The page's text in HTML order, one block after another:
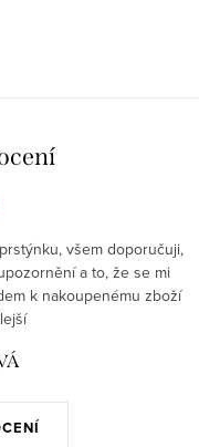
všem doporučuji,
a to, že se mi
k nakoupenému zboží